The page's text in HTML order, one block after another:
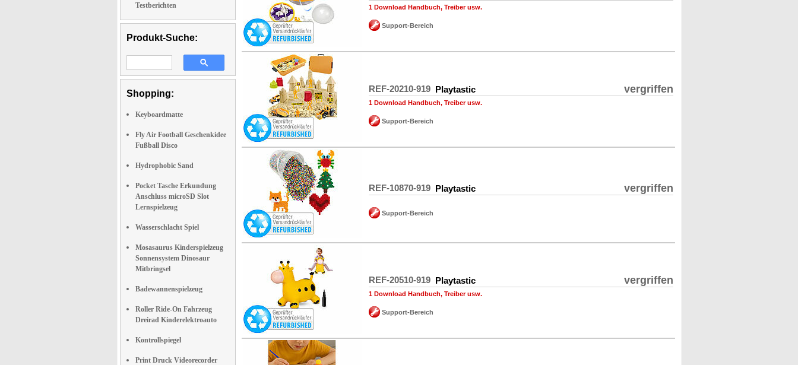
Testberichten
Produkt-Suche:
Shopping:
Keyboardmatte
Fly Air Football Geschenkidee
Fußball Disco
Hydrophobic Sand
Pocket Tasche Erkundung
Anschluss microSD Slot
Lernspielzeug
Wasserschlacht Spiel
Mosasaurus Kinderspielzeug
Sonnensystem Dinosaur
Mitbringsel
Badewannenspielzeug
Roller Ride-On Fahrzeug
Dreirad Kinderelektroauto
Kontrollspiegel
Print Druck Videorecorder
1 Download Handbuch, Treiber usw.
Support-Bereich
REF-20210-919 Playtastic vergriffen
1 Download Handbuch, Treiber usw.
Support-Bereich
REF-10870-919 Playtastic vergriffen
Support-Bereich
REF-20510-919 Playtastic vergriffen
1 Download Handbuch, Treiber usw.
Support-Bereich